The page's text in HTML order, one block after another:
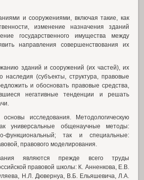
и сооружениями, включая такие, как
изменение назначения зданий
государственного имущества между
направления совершенствования их
зданий и сооружений (их частей), их
наследия (субъекты, структура, правовые
и обосновать правовые средства,
негативные тенденции и решать
основы исследования. Методологическую
универсальные общенаучные методы:
функциональный; так и специальные:
правового моделирования.
являются прежде всего труды
правовой школы: К. Анненкова, Е.В.
Н.Л. Дювернуа, В.Б. Ельяшевича, Л.А.